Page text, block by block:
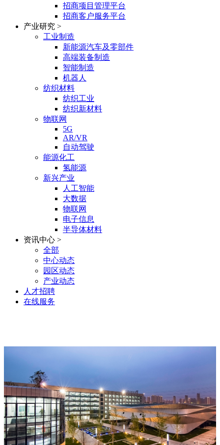
招商项目管理平台
招商客户服务平台
产业研究 >
工业制造
新能源汽车及零部件
高端装备制造
智能制造
机器人
纺织材料
纺织工业
纺织新材料
物联网
5G
AR/VR
自动驾驶
能源化工
氢能源
新兴产业
人工智能
大数据
物联网
电子信息
半导体材料
资讯中心 >
全部
中心动态
园区动态
产业动态
人才招聘
在线服务